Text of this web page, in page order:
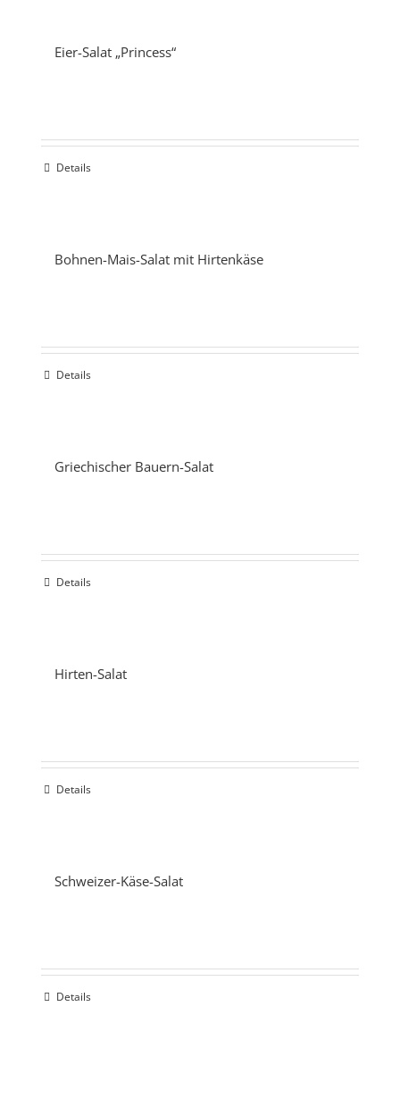
Eier-Salat „Princess“
Details
Bohnen-Mais-Salat mit Hirtenkäse
Details
Griechischer Bauern-Salat
Details
Hirten-Salat
Details
Schweizer-Käse-Salat
Details